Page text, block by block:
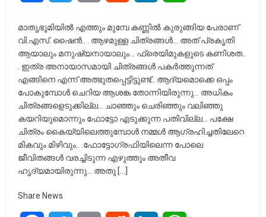
മാതൃഭൂമിയിൽ എത്തും മുമ്പേ കണ്ണിൽ കുരുങ്ങിയ പേരാണ്
വി.എസ്. ഷൈൻ.. . ആഴമുള്ള ചിത്രങ്ങൾ… അത് പ്രകൃതി
ആയാലും മനുഷ്യനായാലും… ഫ്രെയിമുകളുടെ കണിശത..
. ഇത്ര അനായാസമായി ചിത്രങ്ങൾ പകർത്തുന്നത്
എങ്ങിനെ എന്ന് അത്ഭുതപ്പെട്ടിട്ടുണ്ട്.. ആദ്യമൊക്കെ ഒപ്പം
പോകുമ്പോൾ ചെറിയ ആശങ്ക തോന്നിയിരുന്നു… അധികം
ചിത്രങ്ങളെടുക്കില്ല… ചാഞ്ഞും ചെരിഞ്ഞും വലിഞ്ഞു
കയറിയുമൊന്നും ഫോട്ടോ എടുക്കുന്ന പതിവില്ല… പക്ഷേ
ചിത്രം കൈയ്യിലെത്തുമ്പോൾ നമ്മൾ ആഗ്രഹിച്ചതിലേറെ
മികവും മിഴിവും.. .ഫോട്ടോഗ്രഫിയിലെന്ന പോലെ
ജീവിതങ്ങൾ വരച്ചിടുന്ന എഴുത്തും അതീവ
ഹൃദ്യമായിരുന്നു… അതു […]
Share News